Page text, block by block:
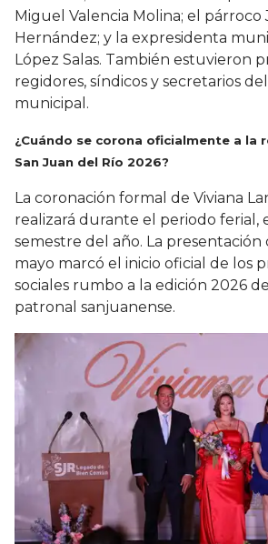
Miguel Valencia Molina; el párroco
Hernández; y la expresidenta
López Salas. También estuvieron
regidores, síndicos y secretarios
municipal.
¿Cuándo se corona oficialmente a la
San Juan del Río 2026?
La coronación formal de Viviana
realizará durante el periodo ferial,
semestre del año. La presentación
mayo marcó el inicio oficial de los
sociales rumbo a la edición 2026
patronal sanjuanense.